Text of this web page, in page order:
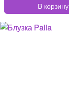
В корзину